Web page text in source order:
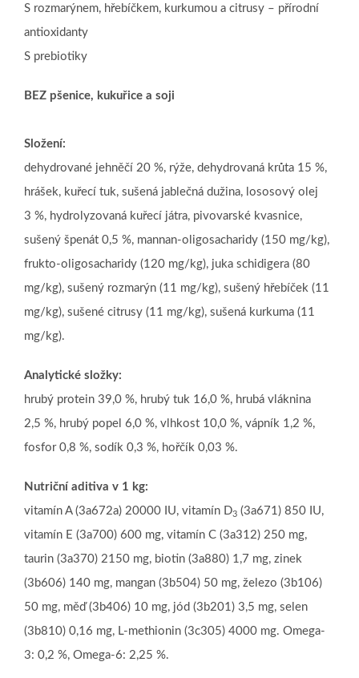
S rozmarýnem, hřebíčkem, kurkumou a citrusy – přírodní
antioxidanty
S prebiotiky
BEZ pšenice, kukuřice a soji
Složení:
dehydrované jehněčí 20 %, rýže, dehydrovaná krůta 15 %,
hrášek, kuřecí tuk, sušená jablečná dužina, lososový olej
3 %, hydrolyzovaná kuřecí játra, pivovarské kvasnice,
sušený špenát 0,5 %, mannan-oligosacharidy (150 mg/kg),
frukto-oligosacharidy (120 mg/kg), juka schidigera (80
mg/kg), sušený rozmarýn (11 mg/kg), sušený hřebíček (11
mg/kg), sušené citrusy (11 mg/kg), sušená kurkuma (11
mg/kg).
Analytické složky:
hrubý protein 39,0 %, hrubý tuk 16,0 %, hrubá vláknina
2,5 %, hrubý popel 6,0 %, vlhkost 10,0 %, vápník 1,2 %,
fosfor 0,8 %, sodík 0,3 %, hořčík 0,03 %.
Nutriční aditiva v 1 kg:
vitamín A (3a672a) 20000 IU, vitamín D3 (3a671) 850 IU,
vitamín E (3a700) 600 mg, vitamín C (3a312) 250 mg,
taurin (3a370) 2150 mg, biotin (3a880) 1,7 mg, zinek
(3b606) 140 mg, mangan (3b504) 50 mg, železo (3b106)
50 mg, měď (3b406) 10 mg, jód (3b201) 3,5 mg, selen
(3b810) 0,16 mg, L-methionin (3c305) 4000 mg. Omega-
3: 0,2 %, Omega-6: 2,25 %.